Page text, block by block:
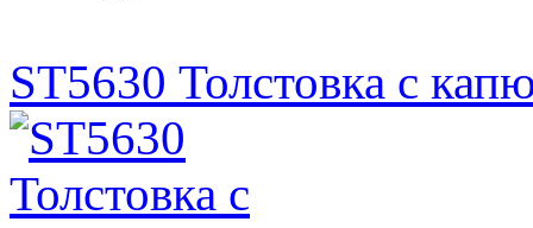
ST5630 Толстовка с